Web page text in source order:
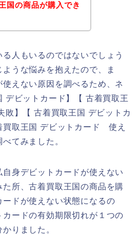
国の商品が購入でき
人もいるのではないでしょう
うな悩みを抱えたので、ま
えない原因を調べるため、ネ
デビットカード】【 古着買取王
】【 古着買取王国 デビットカ
取王国 デビットカード 使え
てみました。
身デビットカードが使えない
た所、古着買取王国の商品を購
ードが使えない状態になるの
ードの有効期限切れが１つの
りました。